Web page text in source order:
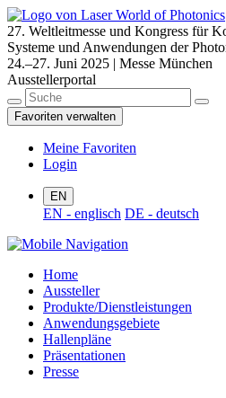
27. Weltleitmesse und Kongress für
Systeme und Anwendungen der
24.–27. Juni 2025 | Messe München
Ausstellerportal
Favoriten verwalten
Meine Favoriten
Login
EN
EN - englisch DE - deutsch
Home
Aussteller
Produkte/Dienstleistungen
Anwendungsgebiete
Hallenpläne
Präsentationen
Presse